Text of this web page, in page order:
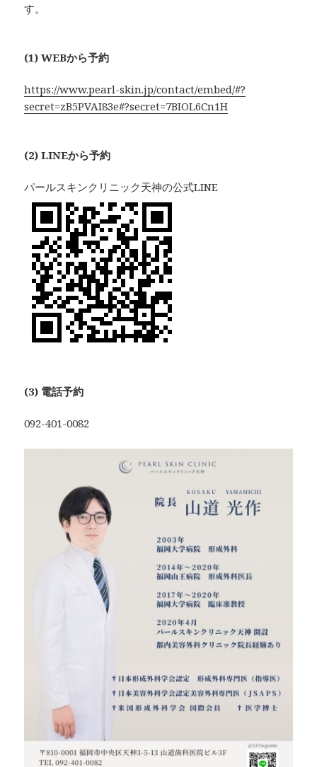
す。
(1) WEBから予約
https://www.pearl-skin.jp/contact/embed/#?
secret=zB5PVAI83e#?secret=7BIOL6Cn1H
(2) LINEから予約
パールスキンクリニック天神の公式LINE
(3) 電話予約
092-401-0082